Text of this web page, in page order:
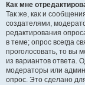
Как мне
Так же, как и
создателями,
редактирования
в теме; опрос всегда
проголосовать, то вы
из вариантов ответа.
модераторы или
опрос. Это сделано